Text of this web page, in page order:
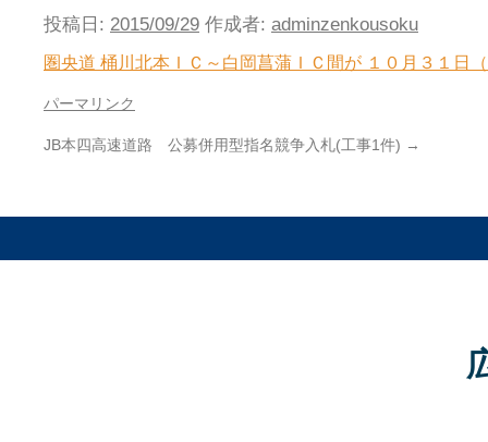
投稿日: 2015/09/29 作成者: adminzenkousoku
圏央道 桶川北本ＩＣ～白岡菖蒲ＩＣ間が １０月３１日
パーマリンク
JB本四高速道路 公募併用型指名競争入札(工事1件) →